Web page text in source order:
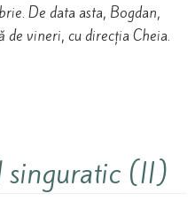
De data asta, Bogdan,
de vineri, cu direcția Cheia.
singuratic (II)